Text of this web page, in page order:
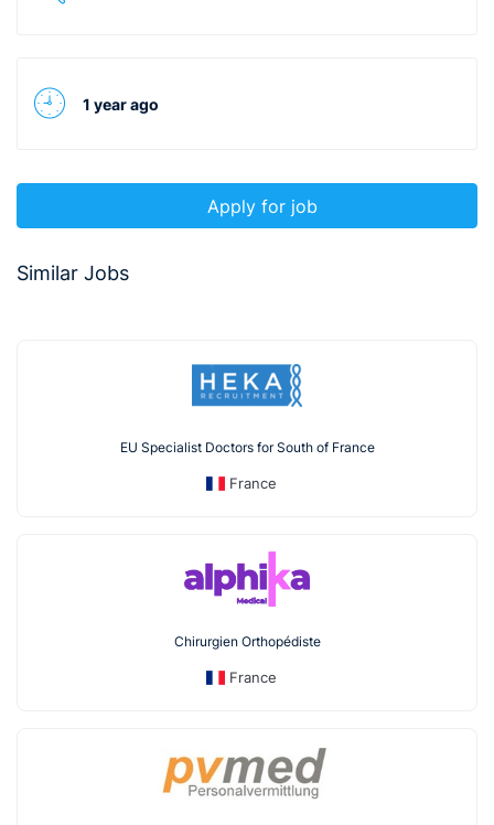
1 year ago
Apply for job
Similar Jobs
EU Specialist Doctors for South of France
France
Chirurgien Orthopédiste
France